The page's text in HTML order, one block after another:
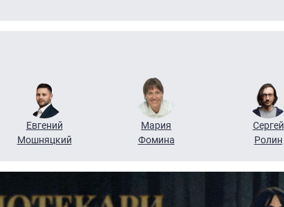
Евгений
Мошняцкий
Мария
Фомина
Сергей
Ролин